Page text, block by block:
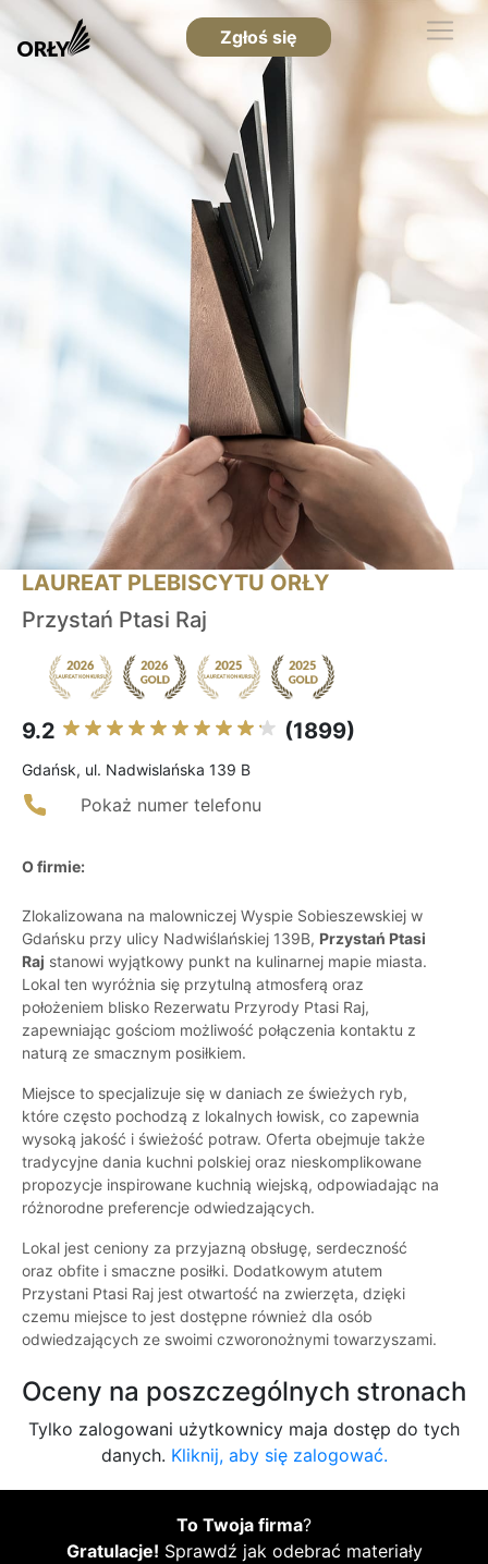
Zgłoś się
LAUREAT PLEBISCYTU ORŁY
Przystań Ptasi Raj
9.2 (1899)
Gdańsk, ul. Nadwislańska 139 B
Pokaż numer telefonu
O firmie:
Zlokalizowana na malowniczej Wyspie Sobieszewskiej w
Gdańsku przy ulicy Nadwiślańskiej 139B, Przystań Ptasi
Raj stanowi wyjątkowy punkt na kulinarnej mapie miasta.
Lokal ten wyróżnia się przytulną atmosferą oraz
położeniem blisko Rezerwatu Przyrody Ptasi Raj,
zapewniając gościom możliwość połączenia kontaktu z
naturą ze smacznym posiłkiem.
Miejsce to specjalizuje się w daniach ze świeżych ryb,
które często pochodzą z lokalnych łowisk, co zapewnia
wysoką jakość i świeżość potraw. Oferta obejmuje także
tradycyjne dania kuchni polskiej oraz nieskomplikowane
propozycje inspirowane kuchnią wiejską, odpowiadając na
różnorodne preferencje odwiedzających.
Lokal jest ceniony za przyjazną obsługę, serdeczność
oraz obfite i smaczne posiłki. Dodatkowym atutem
Przystani Ptasi Raj jest otwartość na zwierzęta, dzięki
czemu miejsce to jest dostępne również dla osób
odwiedzających ze swoimi czworonożnymi towarzyszami.
Oceny na poszczególnych stronach
Tylko zalogowani użytkownicy maja dostęp do tych
danych. Kliknij, aby się zalogować.
To Twoja firma?
Gratulacje! Sprawdź jak odebrać materiały